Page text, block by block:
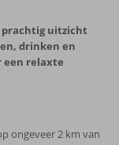
prachtig uitzicht
drinken en
een relaxte
ongeveer 2 km van